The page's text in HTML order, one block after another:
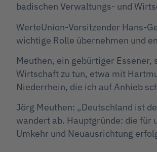
badischen Verwaltungs- und
WerteUnion-Vorsitzender Hans-
wichtige Rolle übernehmen und
Meuthen, ein gebürtiger
Wirtschaft zu tun, etwa mit
Niederrhein, die ich auf Anhieb
Jörg Meuthen: „Deutschland ist
wandert ab. Hauptgründe: die für
Umkehr und Neuausrichtung